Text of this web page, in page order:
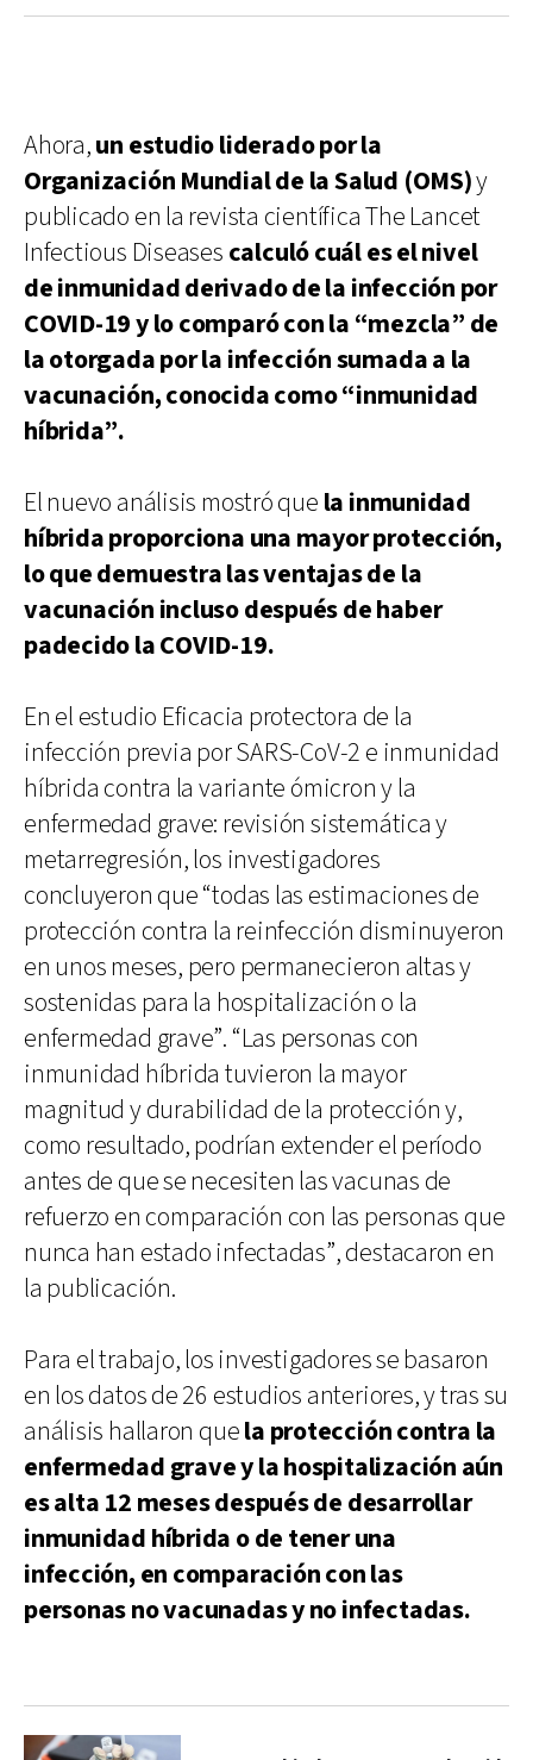
Ahora,un estudio liderado por la
Organización Mundial de la Salud (OMS)y
publicado en la revista científica The Lancet
Infectious Diseases calculó cuál es el nivel
de inmunidad derivado de la infección por
COVID-19 y lo comparó con la “mezcla” de
la otorgada por la infección sumada a la
vacunación, conocida como “inmunidad
híbrida”.
El nuevo análisis mostró que la inmunidad
híbrida proporciona una mayor protección,
lo que demuestra las ventajas de la
vacunación incluso después de haber
padecido la COVID-19.
En el estudio Eficacia protectora de la
infección previa por SARS-CoV-2 e inmunidad
híbrida contra la variante ómicron y la
enfermedad grave: revisión sistemática y
metarregresión, los investigadores
concluyeron que “todas las estimaciones de
protección contra la reinfección disminuyeron
en unos meses, pero permanecieron altas y
sostenidas para la hospitalización o la
enfermedad grave”. “Las personas con
inmunidad híbrida tuvieron la mayor
magnitud y durabilidad de la protección y,
como resultado, podrían extender el período
antes de que se necesiten las vacunas de
refuerzo en comparación con las personas que
nunca han estado infectadas”, destacaron en
la publicación.
Para el trabajo, los investigadores se basaron
en los datos de 26 estudios anteriores, y tras su
análisis hallaron quela protección contra la
enfermedad grave y la hospitalización aún
es alta 12 meses después de desarrollar
inmunidad híbrida o de tener una
infección, en comparación con las
personas no vacunadas y no infectadas.